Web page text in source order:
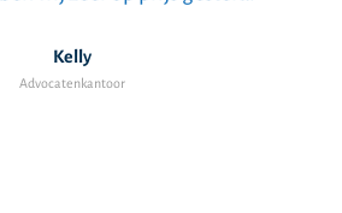
Kelly
Advocatenkantoor